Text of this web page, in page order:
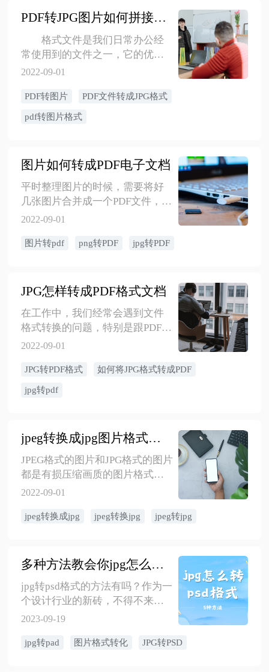
PDF转JPG图片如何拼接成一张
格式文件是我们日常办公经
常使用到的文件之一，它的优点
就是可以在各个平台打开和不会
麻烦，所以转成图片会方便很
多，下面是关于PDF转成图片的操
2022-09-01
PDF转图片 PDF文件转成JPG格式
pdf转图片格式
图片如何转成PDF电子文档
平时整理图片的时候，需要将好
几张图片合并成一个PDF文件，那
么该如何一键实现呢？以下是具
2022-09-01
图片转pdf png转PDF jpg转PDF
JPG怎样转成PDF格式文档
在工作中，我们经常会遇到文件
格式转换的问题，特别是跟PDF格
式相关的，现在越来越多的人使
操作还不是特别熟悉，遇到JPG转
成PDF的问题很多人不知道怎么解
2022-09-01
JPG转PDF格式 如何将JPG格式转成PDF
jpg转pdf
jpeg转换成jpg图片格式操作技巧
JPEG格式的图片和JPG格式的图片
都是有损压缩画质的图片格式，
二者没有多大的区别，但网上一
缀名不能超过三个字符，这个时
图片呢？小编今天在这里告诉大
题，那就是用金舟格式工厂转换
图片！ 使用金舟格式工厂来转换
图片是因为它支持多格式转换，
式都可以在金舟格式工厂中实现
2022-09-01
jpeg转换成jpg jpeg转换jpg jpeg转jpg
多种方法教会你jpg怎么转psd格式
jpg转psd格式的方法有吗？作为一
个设计行业的新砖，不得不来跟
大家套近一下关系了！以下是亲
解决图片格式转换问题。以下是
2023-09-19
jpg转pad 图片格式转化 JPG转PSD